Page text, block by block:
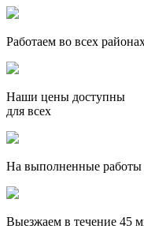
Работаем во всех
Наши цены доступны
для всех
На выполненные работы
Выезжаем в течение 45